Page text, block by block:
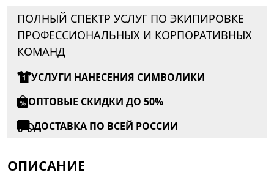
ПОЛНЫЙ СПЕКТР УСЛУГ ПО ЭКИПИРОВКЕ
ПРОФЕССИОНАЛЬНЫХ И КОРПОРАТИВНЫХ
КОМАНД
УСЛУГИ НАНЕСЕНИЯ СИМВОЛИКИ
ОПТОВЫЕ СКИДКИ ДО 50%
ДОСТАВКА ПО ВСЕЙ РОССИИ
ОПИСАНИЕ